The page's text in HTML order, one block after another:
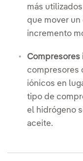
más
que mover
incremento
Compresores
compresores
iónicos en
tipo de
el hidrógeno
aceite.